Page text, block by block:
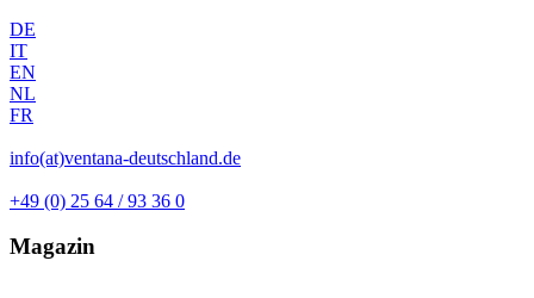
DE
IT
EN
NL
FR
info(at)ventana-deutschland.de
+49 (0) 25 64 / 93 36 0
Magazin